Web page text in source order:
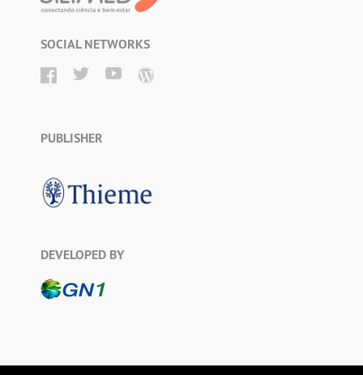
SOCIAL NETWORKS
PUBLISHER
DEVELOPED BY